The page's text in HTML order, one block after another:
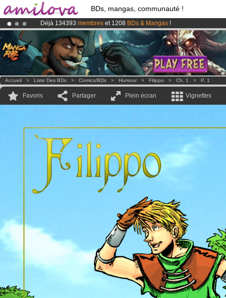
BDs, mangas, communauté !
Déjà 134393 membres et 1208 BDs & Mangas !
LeKickstarter Amilova est désormais lancé!.
Abonnement premium: à partir de
3.95 eurospar mois !Clique ici
Accueil > Liste Des BDs > Comics/BDs > Humour > Filippo > Ch. 1 > P. 1
Favoris Partager Plein écran Vignettes